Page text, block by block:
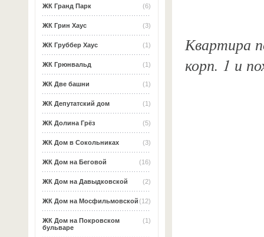
(6)
ЖК Гранд Парк
(3)
ЖК Грин Хаус
(1)
ЖК Груббер Хаус
(1)
ЖК Грюнвальд
(1)
ЖК Две башни
(1)
ЖК Депутатский дом
(5)
ЖК Долина Грёз
(3)
ЖК Дом в Сокольниках
(16)
ЖК Дом на Беговой
(2)
ЖК Дом на Давыдковской
(12)
ЖК Дом на Мосфильмовской
(1)
ЖК Дом на Покровском
бульваре
Квартира
корп. 1 и